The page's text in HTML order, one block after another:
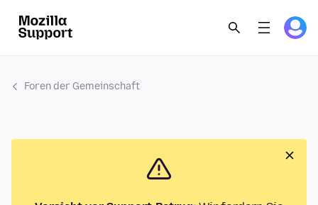
Foren der Gemeinschaft